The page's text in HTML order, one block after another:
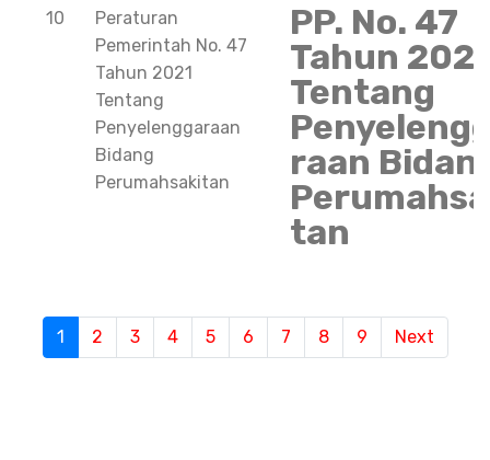
10
Peraturan
Pemerintah No. 47
Tahun 2021
Tentang
Penyelenggaraan
Bidang
Perumahsakitan
PP. No. 47
Tahun
Tentang
raan
tan
1 (current)
2 3 4 5 6 7 8 9 Next
S
e